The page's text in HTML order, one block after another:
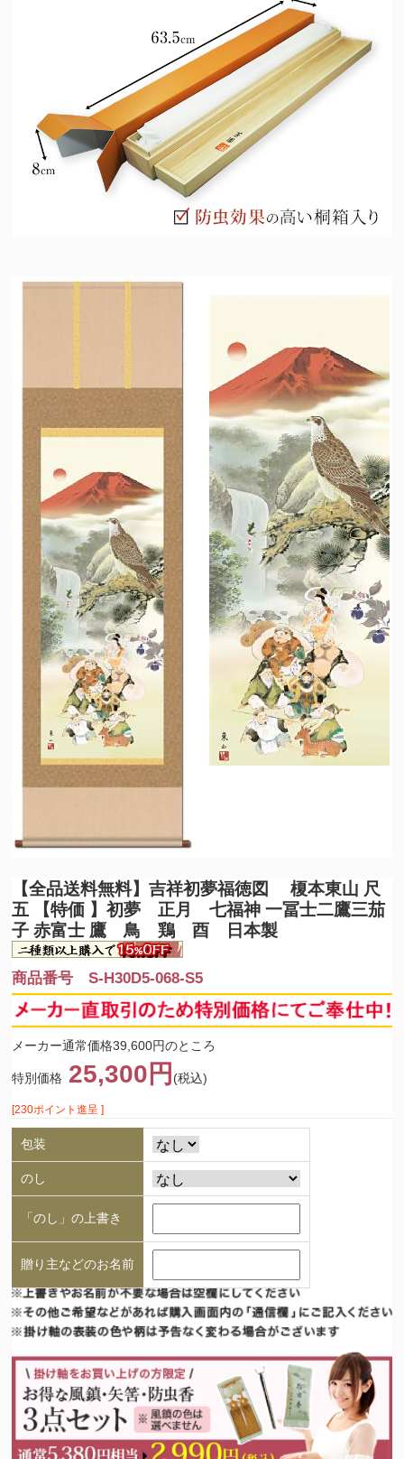
【全品送料無料】吉祥初夢福徳図 榎本東山 尺
五 【特価 】初夢 正月 七福神 一冨士二鷹三茄
子 赤富士 鷹 鳥 鶏 酉 日本製
商品番号 S-H30D5-068-S5
メーカー通常価格39,600円のところ
特別価格 25,300円 (税込)
[230ポイント進呈 ]
包装
のし
「のし」の上書き
贈り主などのお名前